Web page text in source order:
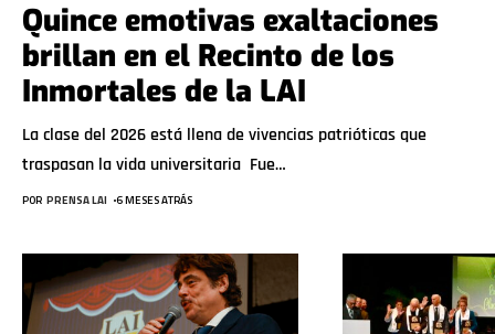
Quince emotivas exaltaciones
brillan en el Recinto de los
Inmortales de la LAI
La clase del 2026 está llena de vivencias patrióticas que
traspasan la vida universitaria Fue…
POR PRENSA LAI 6 MESES ATRÁS